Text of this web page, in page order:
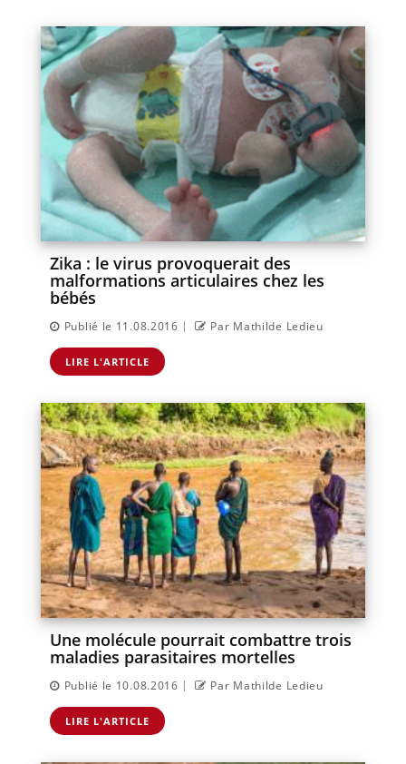
Zika : le virus provoquerait des
malformations articulaires chez les
bébés
Publié le 11.08.2016 | Par Mathilde Ledieu
LIRE L'ARTICLE
Une molécule pourrait combattre trois
maladies parasitaires mortelles
Publié le 10.08.2016 | Par Mathilde Ledieu
LIRE L'ARTICLE